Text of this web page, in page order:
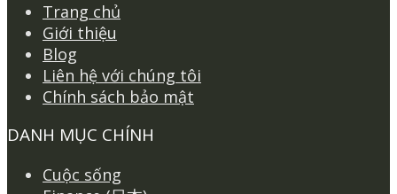
Trang chủ
Giới thiệu
Blog
Liên hệ với chúng tôi
Chính sách bảo mật
DANH MỤC CHÍNH
Cuộc sống